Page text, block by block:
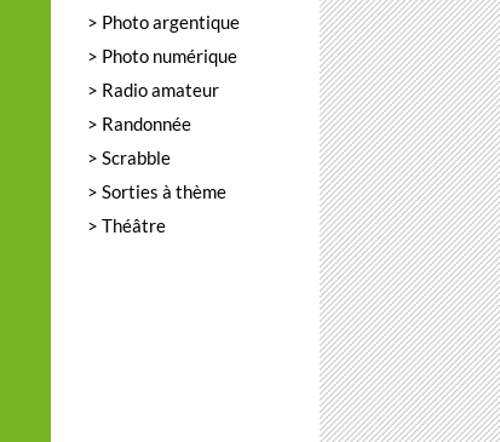
> Photo argentique
> Photo numérique
> Radio amateur
> Randonnée
> Scrabble
> Sorties à thème
> Théâtre